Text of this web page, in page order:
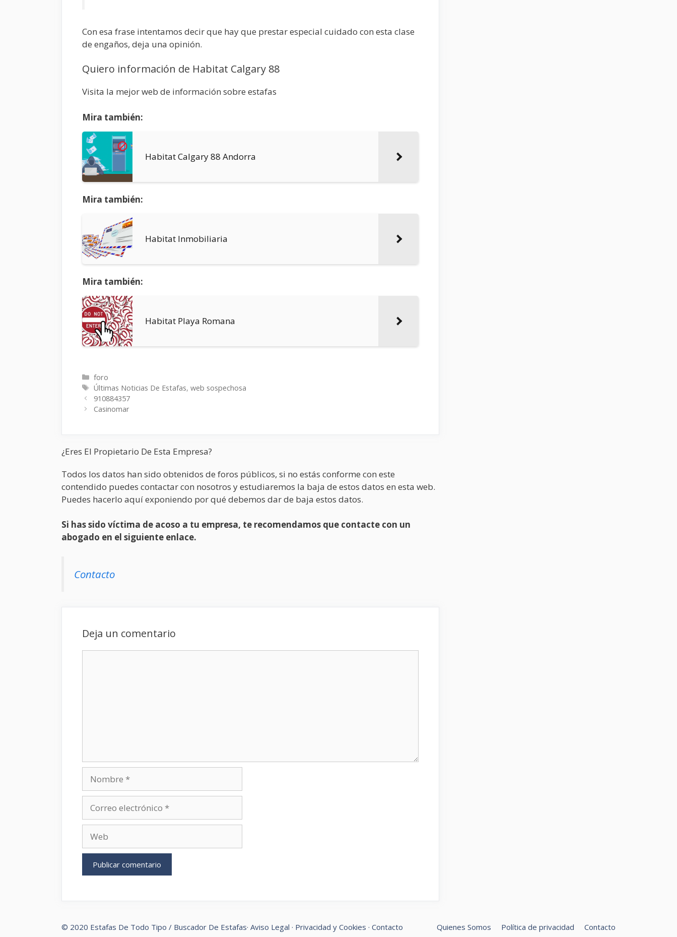
Con esa frase intentamos decir que hay que prestar especial cuidado con esta clase
de engaños, deja una opinión.
Quiero información de Habitat Calgary 88
Visita la mejor web de información sobre estafas
Mira también:
Habitat Calgary 88 Andorra
Mira también:
Habitat Inmobiliaria
Mira también:
Habitat Playa Romana
Categorías
foro
Etiquetas
Últimas Noticias De Estafas,web sospechosa
910884357
Casinomar
¿Eres El Propietario De Esta Empresa?
Todos los datos han sido obtenidos de foros públicos, si no estás conforme con este
contendido puedes contactar con nosotros y estudiaremos la baja de estos datos en esta web.
Puedes hacerlo aquí exponiendo por qué debemos dar de baja estos datos.
Si has sido víctima de acoso a tu empresa, te recomendamos que contacte con un
abogado en el siguiente enlace.
Contacto
Deja un comentario
electrónico
Quienes Somos Política de privacidad Contacto
© 2020 Estafas De Todo Tipo / Buscador De Estafas· Aviso Legal · Privacidad y Cookies · Contacto